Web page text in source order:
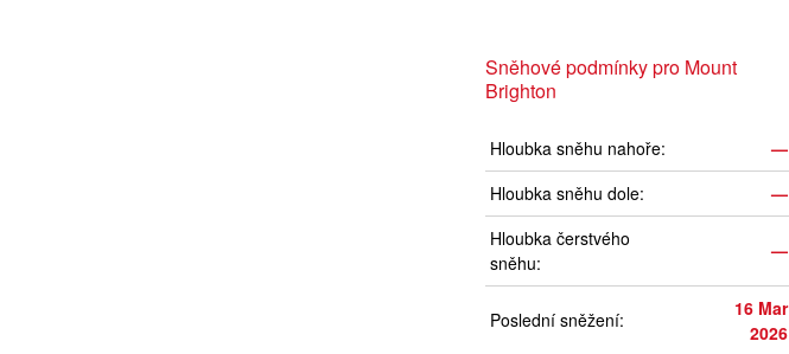
Sněhové podmínky pro Mount
Brighton
Hloubka sněhu nahoře:
—
Hloubka sněhu dole:
—
Hloubka čerstvého
sněhu:
—
Poslední sněžení:
16 Mar
2026